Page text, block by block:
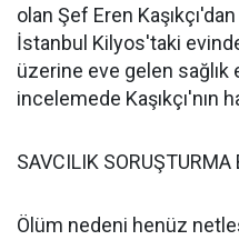
olan Şef Eren
İstanbul Kilyos'taki
üzerine eve gelen sağlık
incelemede Kaşıkçı'nın
SAVCILIK SORUŞTURMA
Ölüm nedeni henüz